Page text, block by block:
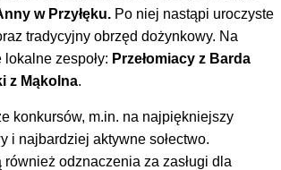
w Przyłęku. Po niej nastąpi uroczyste
tradycyjny obrzęd dożynkowy. Na
zespoły: Przełomiacy z Barda
z Mąkolna.
konkursów, m.in. na najpiękniejszy
i najbardziej aktywne sołectwo.
odznaczenia za zasługi dla